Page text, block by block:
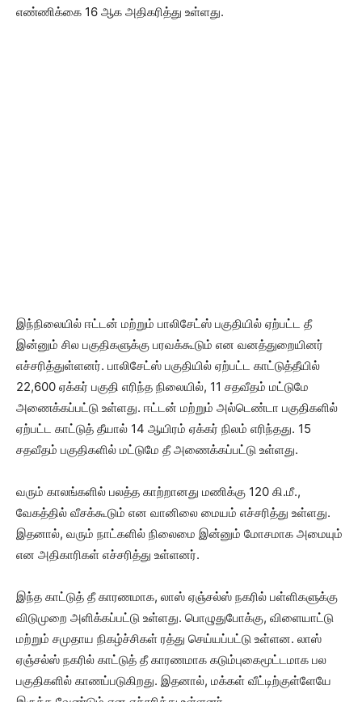
எண்ணிக்கை 16 ஆக அதிகரித்து உள்ளது.
இந்நிலையில் ஈட்டன் மற்றும் பாலிசேட்ஸ் பகுதியில் ஏற்பட்ட தீ
இன்னும் சில பகுதிகளுக்கு பரவக்கூடும் என வனத்துறையினர்
எச்சரித்துள்ளனர். பாலிசேட்ஸ் பகுதியில் ஏற்பட்ட காட்டுத்தீயில்
22,600 ஏக்கர் பகுதி எரிந்த நிலையில், 11 சதவீதம் மட்டுமே
அணைக்கப்பட்டு உள்ளது. ஈட்டன் மற்றும் அல்டெண்டா பகுதிகளில்
ஏற்பட்ட காட்டுத் தீயால் 14 ஆயிரம் ஏக்கர் நிலம் எரிந்தது. 15
சதவீதம் பகுதிகளில் மட்டுமே தீ அணைக்கப்பட்டு உள்ளது.
வரும் காலங்களில் பலத்த காற்றானது மணிக்கு 120 கி.மீ.,
வேகத்தில் வீசக்கூடும் என வானிலை மையம் எச்சரித்து உள்ளது.
இதனால், வரும் நாட்களில் நிலைமை இன்னும் மோசமாக அமையும்
என அதிகாரிகள் எச்சரித்து உள்ளனர்.
இந்த காட்டுத் தீ காரணமாக, லாஸ் ஏஞ்சல்ஸ் நகரில் பள்ளிகளுக்கு
விடுமுறை அளிக்கப்பட்டு உள்ளது. பொழுதுபோக்கு, விளையாட்டு
மற்றும் சமுதாய நிகழ்ச்சிகள் ரத்து செய்யப்பட்டு உள்ளன. லாஸ்
ஏஞ்சல்ஸ் நகரில் காட்டுத் தீ காரணமாக கடும்புகைமூட்டமாக பல
பகுதிகளில் காணப்படுகிறது. இதனால், மக்கள் வீட்டிற்குள்ளேயே